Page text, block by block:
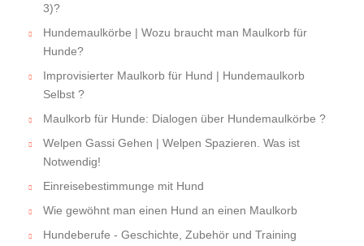
3)?
Hundemaulkörbe | Wozu braucht man Maulkorb für
Hunde?
Improvisierter Maulkorb für Hund | Hundemaulkorb
Selbst ?
Maulkorb für Hunde: Dialogen über Hundemaulkörbe ?
Welpen Gassi Gehen | Welpen Spazieren. Was ist
Notwendig!
Einreisebestimmunge mit Hund
Wie gewöhnt man einen Hund an einen Maulkorb
Hundeberufe - Geschichte, Zubehör und Training